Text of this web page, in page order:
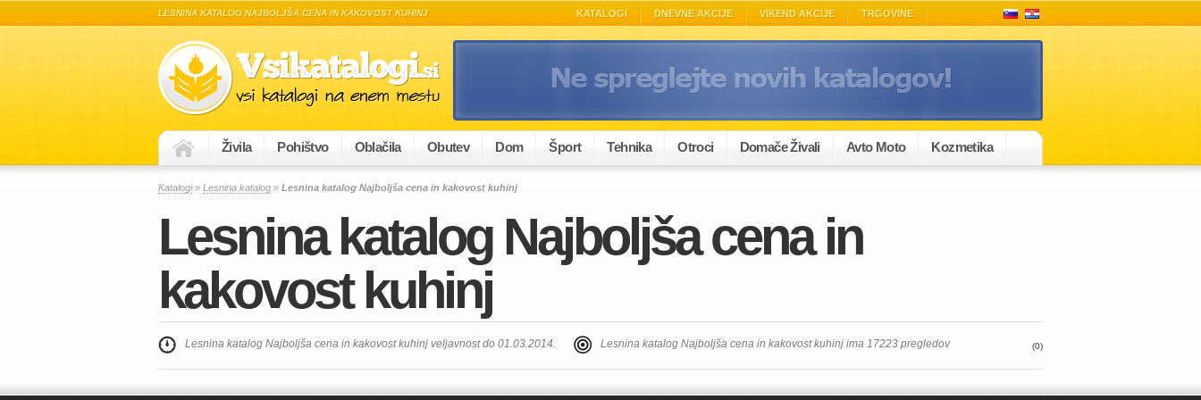
LESNINA KATALOG NAJBOLJŠA CENA IN KAKOVOST KUHINJ KATALOGI DNEVNE AKCIJE VIKEND AKCIJE TRGOVINE
Živila Pohištvo Oblačila Obutev Dom Šport Tehnika Otroci Domače Živali Avto Moto Kozmetika
Katalogi» Lesnina katalog » Lesnina katalog Najboljša cena in kakovost kuhinj
Lesnina katalog Najboljša cena in
kakovost kuhinj
Lesnina katalog Najboljša cena in kakovost kuhinj veljavnost do 01.03.2014. Lesnina katalog Najboljša cena in kakovost kuhinj ima 17223 pregledov (0)